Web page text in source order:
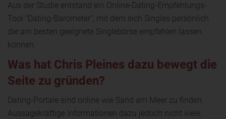
Aus der Studie entstand ein Online-Dating-Empfehlungs-
Tool "Dating-Barometer", mit dem sich Singles persönlich
die am besten geeignete Singlebörse empfehlen lassen
können.
Was hat Chris Pleines dazu bewegt die
Seite zu gründen?
Dating-Portale sind online wie Sand am Meer zu finden.
Aussagekräftige Informationen dazu jedoch nicht viele.